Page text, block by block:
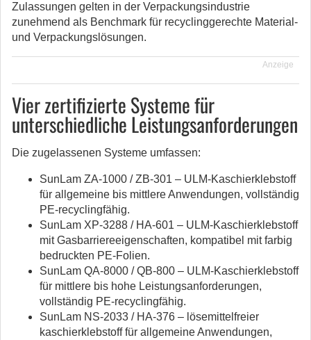
Zulassungen gelten in der Verpackungsindustrie
zunehmend als Benchmark für recyclinggerechte Material-
und Verpackungslösungen.
Anzeige
Vier zertifizierte Systeme für
unterschiedliche Leistungsanforderungen
Die zugelassenen Systeme umfassen:
SunLam ZA-1000 / ZB-301 – ULM-Kaschierklebstoff
für allgemeine bis mittlere Anwendungen, vollständig
PE-recyclingfähig.
SunLam XP-3288 / HA-601 – ULM-Kaschierklebstoff
mit Gasbarriereeigenschaften, kompatibel mit farbig
bedruckten PE-Folien.
SunLam QA-8000 / QB-800 – ULM-Kaschierklebstoff
für mittlere bis hohe Leistungsanforderungen,
vollständig PE-recyclingfähig.
SunLam NS-2033 / HA-376 – lösemittelfreier
kaschierklebstoff für allgemeine Anwendungen,